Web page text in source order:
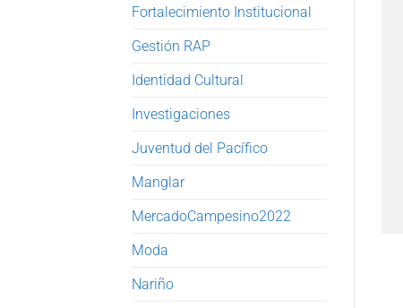
Fortalecimiento Institucional
Gestión RAP
Identidad Cultural
Investigaciones
Juventud del Pacífico
Manglar
MercadoCampesino2022
Moda
Nariño